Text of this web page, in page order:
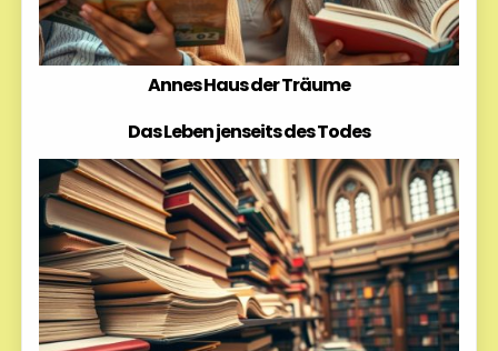
Annes Haus der Träume
Das Leben jenseits des Todes